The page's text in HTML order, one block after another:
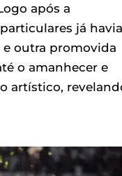
após a
já
e outra promovida
o amanhecer e
artístico,